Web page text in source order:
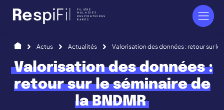
RespiFi FILIÈRE
MALADIES
RESPIRATOIRES
RARES
AccueilActus Actualités Valorisation des données : retour sur le
Valorisation des données :
retour sur le séminaire de
la BNDMR